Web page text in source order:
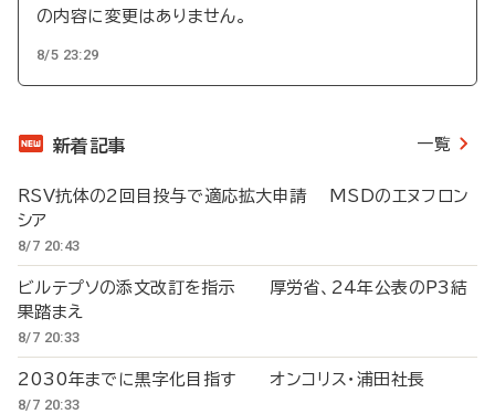
の内容に変更はありません。
8/5 23:29
新着記事 一覧
RSV抗体の2回目投与で適応拡大申請 MSDのエヌフロン
シア
8/7 20:43
ビルテプソの添文改訂を指示 厚労省、24年公表のP3結
果踏まえ
8/7 20:33
2030年までに黒字化目指す オンコリス・浦田社長
8/7 20:33